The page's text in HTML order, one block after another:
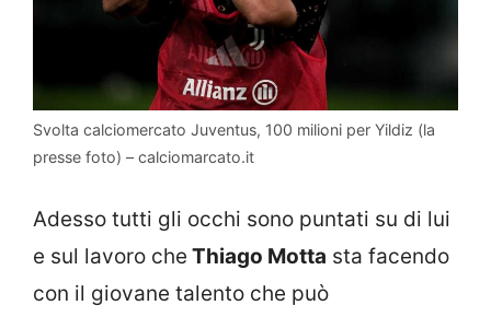
Svolta calciomercato Juventus, 100 milioni per Yildiz (la
presse foto) – calciomarcato.it
Adesso tutti gli occhi sono puntati su di lui
e sul lavoro che Thiago Motta sta facendo
con il giovane talento che può